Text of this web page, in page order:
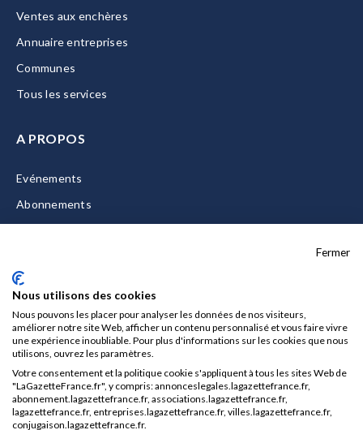
Ventes aux enchères
Annuaire entreprises
Communes
Tous les services
A PROPOS
Evénements
Abonnements
Nous contacter
Mentions légales
CGU/CGV
Données personnelles
Fermer
Nous utilisons des cookies
Nous pouvons les placer pour analyser les données de nos visiteurs,
améliorer notre site Web, afficher un contenu personnalisé et vous faire vivre
une expérience inoubliable. Pour plus d'informations sur les cookies que nous
utilisons, ouvrez les paramètres.
Votre consentement et la politique cookie s'appliquent à tous les sites Web de
"LaGazetteFrance.fr", y compris: annonceslegales.lagazettefrance.fr,
abonnement.lagazettefrance.fr, associations.lagazettefrance.fr,
lagazettefrance.fr, entreprises.lagazettefrance.fr, villes.lagazettefrance.fr,
conjugaison.lagazettefrance.fr.